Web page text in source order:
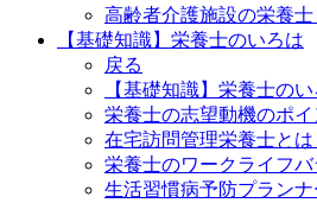
高齢者介護施設の栄養
【基礎知識】栄養士のいろは
戻る
【基礎知識】栄養士の
栄養士の志望動機のポイ
在宅訪問管理栄養士とは
栄養士のワークライフバ
生活習慣病予防プランナ